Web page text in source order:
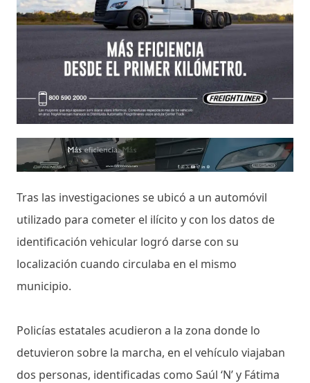
Tras las investigaciones se ubicó a un automóvil
utilizado para cometer el ilícito y con los datos de
identificación vehicular logró darse con su
localización cuando circulaba en el mismo
municipio.
Policías estatales acudieron a la zona donde lo
detuvieron sobre la marcha, en el vehículo viajaban
dos personas, identificadas como Saúl ‘N’ y Fátima